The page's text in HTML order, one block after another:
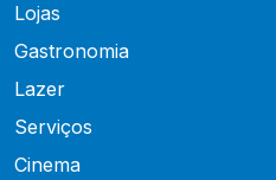
Lojas
Gastronomia
Lazer
Serviços
Cinema